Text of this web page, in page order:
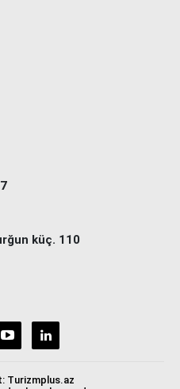
küç. 110
Turizmplus.az